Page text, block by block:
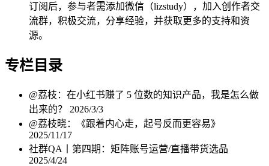
订阅后，参与者需添加微信（lizstudy），加入创作者交
流群，积极交流，分享经验，并获取更多的支持和资
源。
专栏目录
@荔枝：在小红书赚了 5 位数的知识产品，我是怎么做
出来的？ 2026/3/3
@荔枝晓：《跟着内心走，起号反而更容易》
2025/11/17
社群QA丨第四期：矩阵账号运营/直播带货选品
2025/4/24